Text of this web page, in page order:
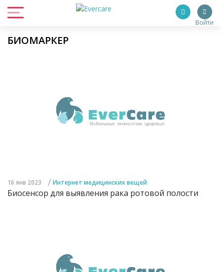
Войти
БИОМАРКЕР
16 янв 2023 / Интернет медицинских вещей
Биосенсор для выявления рака ротовой полости